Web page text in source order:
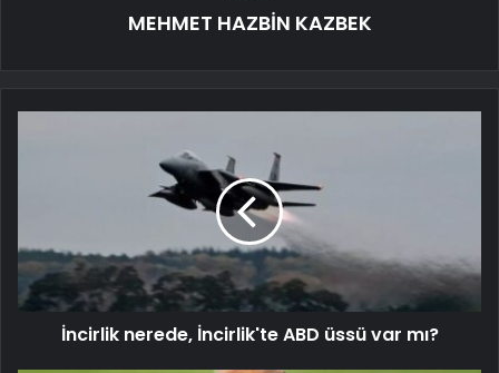
MEHMET HAZBİN KAZBEK
İncirlik nerede, İncirlik'te ABD üssü var mı?